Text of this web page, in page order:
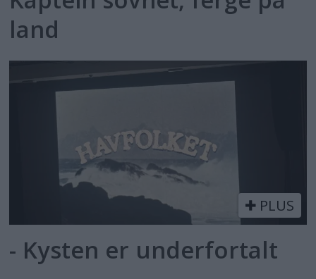
land
PLUS
- Kysten er underfortalt